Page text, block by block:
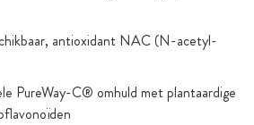
antioxidant NAC (N-acetyl-
PureWay-C® omhuld met plantaardige